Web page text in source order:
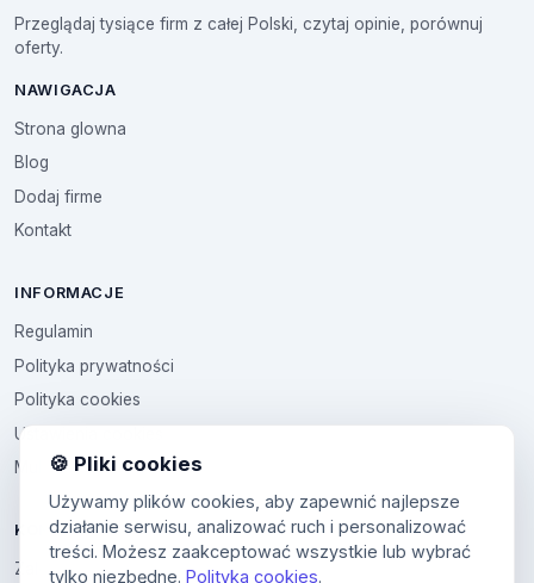
Przeglądaj tysiące firm z całej Polski, czytaj opinie, porównuj
oferty.
NAWIGACJA
Strona glowna
Blog
Dodaj firme
Kontakt
INFORMACJE
Regulamin
Polityka prywatności
Polityka cookies
Ustawienia cookies
Multikod
KONTO
Zaloguj sie
🍪 Pliki cookies
Używamy plików cookies, aby zapewnić najlepsze
działanie serwisu, analizować ruch i personalizować
treści. Możesz zaakceptować wszystkie lub wybrać
tylko niezbędne. Polityka cookies.